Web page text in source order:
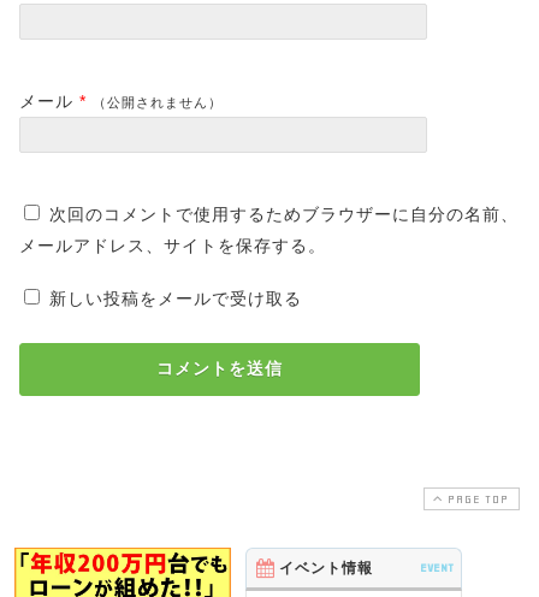
メール * （公開されません）
次回のコメントで使用するためブラウザーに自分の名前、
メールアドレス、サイトを保存する。
新しい投稿をメールで受け取る
PAGE TOP
イベント情報 EVENT